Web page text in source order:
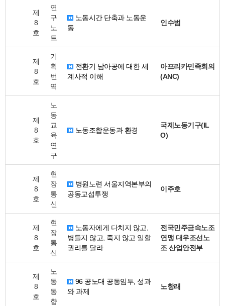
제
8
호
연
구
노
트
노동시간 단축과 노동운
동
인수범
제
8
호
기
획
번
역
전환기 남아공에 대한 세
계사적 이해
아프리카민족회의
(ANC)
제
8
호
노
동
교
육
연
구
노동조합운동과 환경
국제노동기구(IL
O)
제
8
호
현
장
통
신
병원노련 서울지역본부의
공동교섭투쟁
이주호
제
8
호
현
장
통
신
노동자에게 다치지 않고,
병들지 않고, 죽지 않고 일할
권리를 달라
전국민주금속노조
연맹 대우조선노
조 산업안전부
제
8
호
노
동
동
향
96 공노대 공동임투, 성과
와 과제
노항래